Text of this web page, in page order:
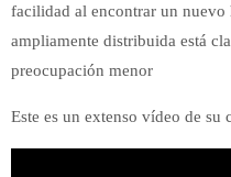
facilidad al encontrar un nuevo
ampliamente distribuida está
preocupación menor
Este es un extenso vídeo de su